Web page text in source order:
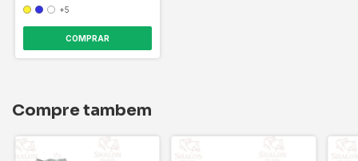
+5
COMPRAR
Compre tambem